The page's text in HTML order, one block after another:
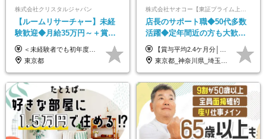
株式会社クリスタルジャパン
【ルームリサーチャー】未経
験歓迎◆月給35万円～＋賞与
年2回◆20代～30代男性活躍中
◆残業月10h程度
＜未経験者でも初年度年収490万円～＞ ◆月給35万円～月給65万円＋賞与年2回 今までのご経験に応じて、年収は650万以上を想定しております。 面接にて今までのご経験やこれからの展望について色々とお話しできればと思います！ ※経験・スキルに応じて加給・優遇いたします ※試用期間3ヶ月(その間の給与・待遇に差異はありません) ※上記月給には、固定残業代（月45時間分／8.8万円～16.5万円）を含みます。 ※超過分は別途全額支給いたします ＼＼成果や頑張りによって、月給や賞与額もすぐにUP！／／ 将来的に…なんてのんびりしたことは言いません！ 今のリアルな生活が変わっていく実感がありますので、 頑張り甲斐があると思います。 【固定残業代について】 固定残業45時間分（88,000円～165,000円）を含む ※超過分は別途全額支給
東京都
店長のサポート職◆50代多数
活躍◆定年間近の方も大歓
迎！◆出勤はお昼から◆平均
賞与2.4ヶ月分◆残業少なめ
【賞与平均2.4ケ月分│決算賞与も20年以上連続で支給中！】 ＜月収例＞ 月収29万円（地域限定正社員／残業代・各種手当含む） 月収26万円（契約社員／残業代・各種手当含む） ◆月給：月給258,400円～361,500円＋残業代＋各種手当 ※給与は前職での経験、スキルを考慮し、決定します ※残業代は全額支給します ※契約社員としてご入社いただく方は、賞与額に差異あり。詳細は面接でお話しします ※試用期間3ヶ月あり。条件に変更はありません ※契約社員の場合：契約期間12カ月（更新あり） ※60歳未満でご入社いただいた方も、60歳になったタイミングで雇用形態は契約社員に切り替えとなります。
東京都_神奈川県_埼玉県_千葉県_茨城県_栃木県_群馬県